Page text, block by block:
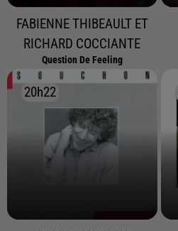
FABIENNE THIBEAULT ET
RICHARD COCCIANTE
Question De Feeling
20h22
20h22